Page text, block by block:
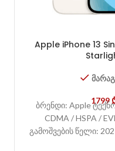
Apple iPhone 13
1799
ბრენდი: Apple
CDMA / HSPA /
გამოშვების წელი: